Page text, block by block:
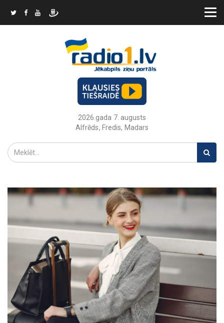
2026.gada 7. augusts
Alfrēds, Fredis, Madars